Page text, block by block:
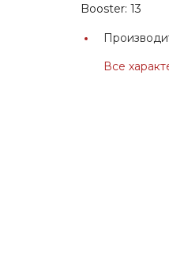
Booster: 13
Все